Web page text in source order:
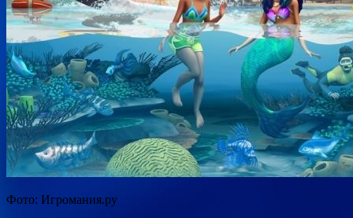
Фото: Игромания.ру